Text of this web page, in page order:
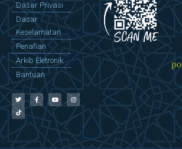
Dasar Privasi
Dasar
Keselamatan
Penafian
Arkib Eletronik
Bantuan